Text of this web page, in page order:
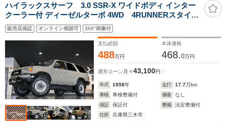
ハイラックスサーフ 3.0 SSR-X ワイドボディ インター
クーラー付 ディーゼルターボ 4WD 4RUNNERスタイ
ル インタークーラーディーゼル 点検交換整備済み車
両 リフトアップ 16インチAW TOYOTAグリル レザ
ー調シートカバー ナビ ETC ガラスコーティング
販売店保証 オンライン相談可 360°画像付
支払総額
488万円
本体価格
468.0万円
通常ローン 月々43,100円
年式 1998年 走行 17.7万km
車検
車検整備付 修復
なし
保証
保証付 整備
法定整備付
住所
兵庫県三木市